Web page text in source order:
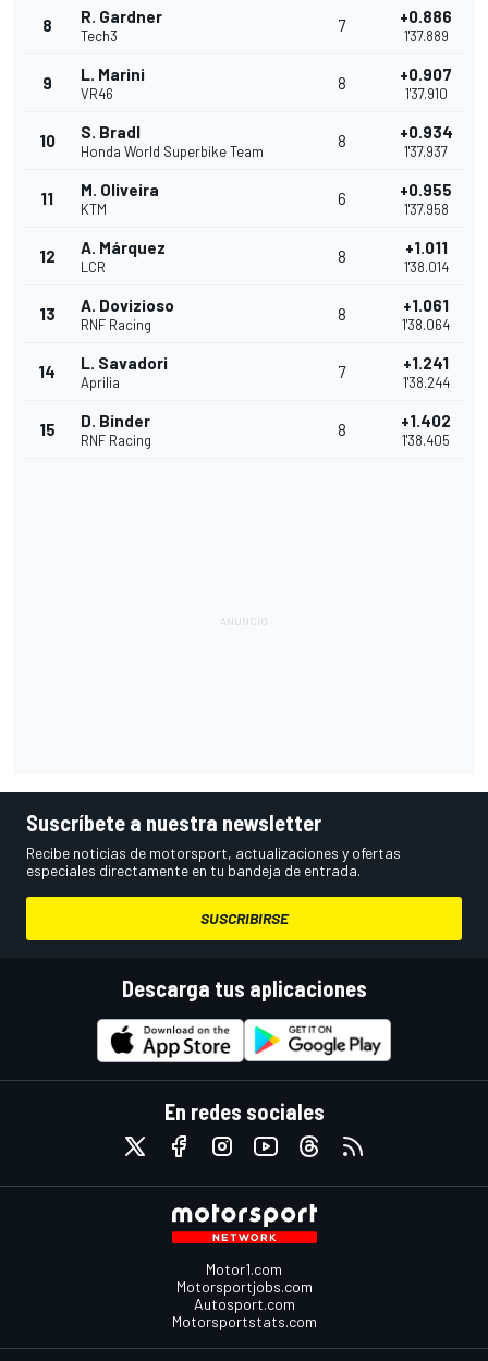
8 R. Gardner
Tech3
7 +0.886
1'37.889
9 L. Marini
VR46
8 +0.907
1'37.910
10 S. Bradl
Honda World Superbike Team
8 +0.934
1'37.937
11 M. Oliveira
KTM
6 +0.955
1'37.958
12 A. Márquez
LCR
8 +1.011
1'38.014
13 A. Dovizioso
RNF Racing
8 +1.061
1'38.064
14 L. Savadori
Aprilia
7 +1.241
1'38.244
15 D. Binder
RNF Racing
8 +1.402
1'38.405
Suscríbete a nuestra newsletter
Recibe noticias de motorsport, actualizaciones y ofertas
especiales directamente en tu bandeja de entrada.
SUSCRIBIRSE
Descarga tus aplicaciones
En redes sociales
Motor1.com
Motorsportjobs.com
Autosport.com
Motorsportstats.com